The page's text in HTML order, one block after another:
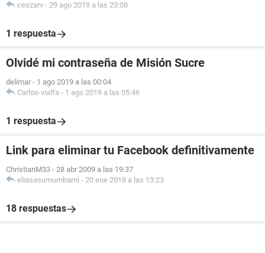
ceszarv - 29 ago 2019 a las 23:08
1 respuesta
Olvidé mi contraseña de Misión Sucre
delimar - 1 ago 2019 a las 00:04
Carlos-vialfa - 1 ago 2019 a las 05:46
1 respuesta
Link para eliminar tu Facebook definitivamente
ChristianM33 - 28 abr 2009 a las 19:37
eliasasumumbami - 20 ene 2018 a las 13:23
18 respuestas